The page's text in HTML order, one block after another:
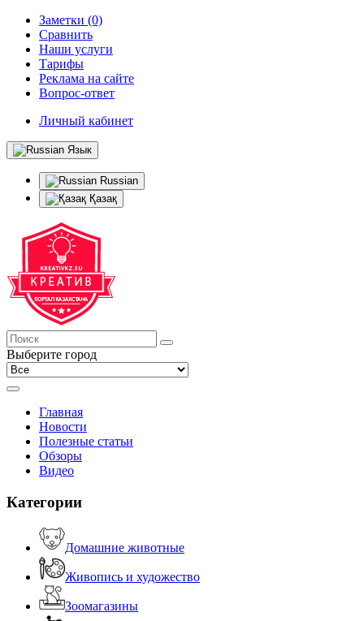
Заметки (0)
Сравнить
Наши услуги
Тарифы
Реклама на сайте
Вопрос-ответ
Личный кабинет
Язык
Russian
Қазақ
Выберите город
Главная
Новости
Полезные статьи
Обзоры
Видео
Категории
Домашние животные
Живопись и художество
Зоомагазины